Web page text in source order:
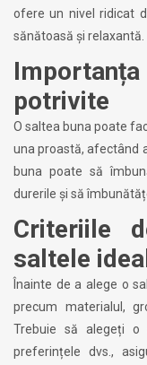
ofere un nivel ridicat
sănătoasă și relaxantă.
potrivite
O saltea buna poate
una proastă, afectând
buna poate să
durerile și să
Criteriile
saltele
Înainte de a alege o
precum materialul,
Trebuie să alegeți o
preferințele dvs.,